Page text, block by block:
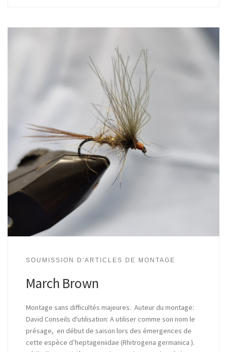
SOUMISSION D'ARTICLES DE MONTAGE
March Brown
Montage sans difficultés majeures. Auteur du montage:
David Conseils d'utilisation: A utiliser comme son nom le
présage, en début de saison lors des émergences de
cette espèce d’heptageniidae (Rhitrogena germanica ).